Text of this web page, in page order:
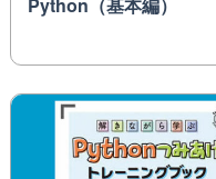
Python（基本編）